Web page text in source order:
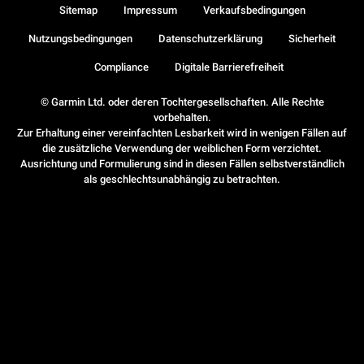
© Garmin Ltd. oder deren Tochtergesellschaften. Alle Rechte
vorbehalten.
Zur Erhaltung einer vereinfachten Lesbarkeit wird in wenigen Fällen auf
die zusätzliche Verwendung der weiblichen Form verzichtet.
Ausrichtung und Formulierung sind in diesen Fällen selbstverständlich
als geschlechtsunabhängig zu betrachten.
Sitemap Impressum Verkaufsbedingungen
Nutzungsbedingungen Datenschutzerklärung Sicherheit
Compliance Digitale Barrierefreiheit